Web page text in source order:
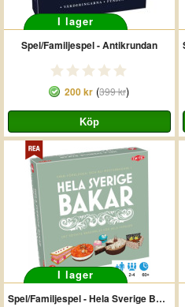
I lager
Spel/Familjespel - Antikrundan
200 kr (399 kr)
I lager
Spel/Familjespel - Hela Sverige Bakar